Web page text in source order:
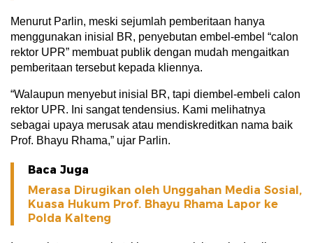
Menurut Parlin, meski sejumlah pemberitaan hanya
menggunakan inisial BR, penyebutan embel-embel “calon
rektor UPR” membuat publik dengan mudah mengaitkan
pemberitaan tersebut kepada kliennya.
“Walaupun menyebut inisial BR, tapi diembel-embeli calon
rektor UPR. Ini sangat tendensius. Kami melihatnya
sebagai upaya merusak atau mendiskreditkan nama baik
Prof. Bhayu Rhama,” ujar Parlin.
Baca Juga
Merasa Dirugikan oleh Unggahan Media Sosial,
Kuasa Hukum Prof. Bhayu Rhama Lapor ke
Polda Kalteng